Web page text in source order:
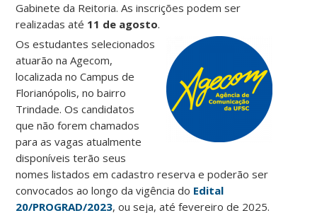
Gabinete da Reitoria. As inscrições podem ser
realizadas até 11 de agosto.
Os estudantes selecionados
atuarão na Agecom,
localizada no Campus de
Florianópolis, no bairro
Trindade. Os candidatos
que não forem chamados
para as vagas atualmente
disponíveis terão seus
nomes listados em cadastro reserva e poderão ser
convocados ao longo da vigência do Edital
20/PROGRAD/2023, ou seja, até fevereiro de 2025.